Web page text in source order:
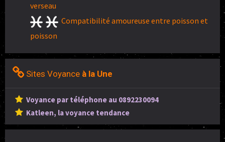
verseau
Compatibilité amoureuse entre poisson et
poisson
Sites Voyance à la Une
Voyance par téléphone au 0892230094
Katleen, la voyance tendance